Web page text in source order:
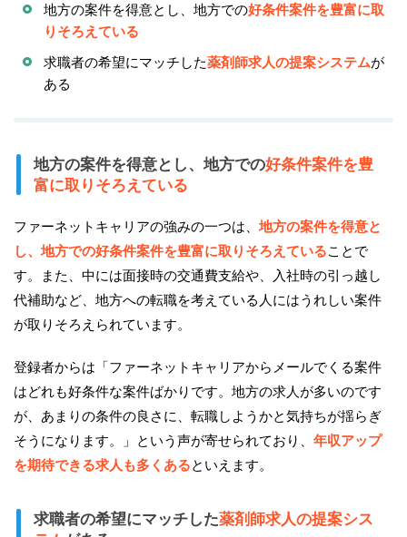
地方の案件を得意とし、地方での好条件案件を豊富に取
りそろえている
求職者の希望にマッチした薬剤師求人の提案システムが
ある
地方の案件を得意とし、地方での好条件案件を豊
富に取りそろえている
ファーネットキャリアの強みの一つは、地方の案件を得意と
し、地方での好条件案件を豊富に取りそろえていることで
す。また、中には面接時の交通費支給や、入社時の引っ越し
代補助など、地方への転職を考えている人にはうれしい案件
が取りそろえられています。
登録者からは「ファーネットキャリアからメールでくる案件
はどれも好条件な案件ばかりです。地方の求人が多いのです
が、あまりの条件の良さに、転職しようかと気持ちが揺らぎ
そうになります。」という声が寄せられており、 年収アップ
を期待できる求人も多くあるといえます。
求職者の希望にマッチした薬剤師求人の提案シス